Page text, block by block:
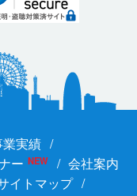
実績
ー NEW
会社案内
イトマップ